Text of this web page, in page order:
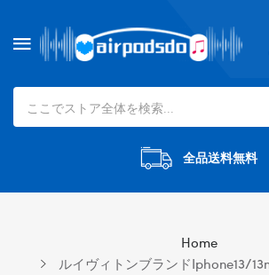
全品送料無料
Home
ルイヴィトンブランドiphone13/